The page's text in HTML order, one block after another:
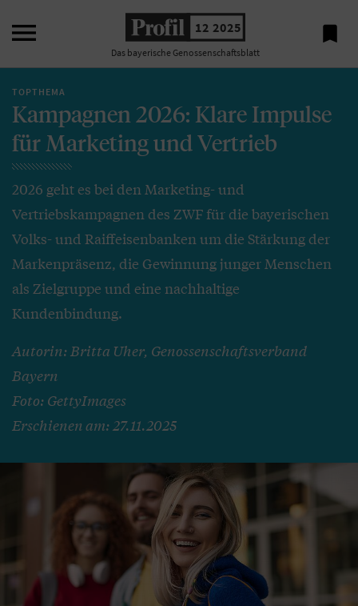
 12 2025
Das bayerische Genossenschaftsblatt

TOPTHEMA
Kampagnen 2026: Klare Impulse
für Marketing und Vertrieb
2026 geht es bei den Marketing- und
Vertriebskampagnen des ZWF für die bayerischen
Volks- und Raiffeisenbanken um die Stärkung der
Markenpräsenz, die Gewinnung junger Menschen
als Zielgruppe und eine nachhaltige
Kundenbindung.
Autorin: Britta Uher, Genossenschaftsverband
Bayern
Foto: GettyImages
Erschienen am: 27.11.2025